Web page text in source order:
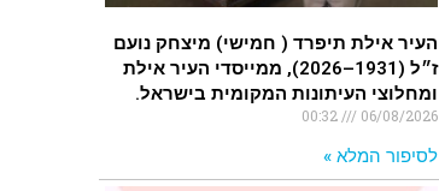
העיר אילת תיפרד ( חמישי) מיצחק נועם
ז״ל (1931–2026), ממייסדי העיר אילת
ומחלוצי העיתונות המקומית בישראל.
06/08/2026
לסיפור המלא »